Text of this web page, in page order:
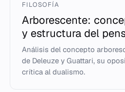
FILOSOFÍA
Arborescente:
y estructura del
Análisis del concepto
de Deleuze y Guattari, su
crítica al dualismo.